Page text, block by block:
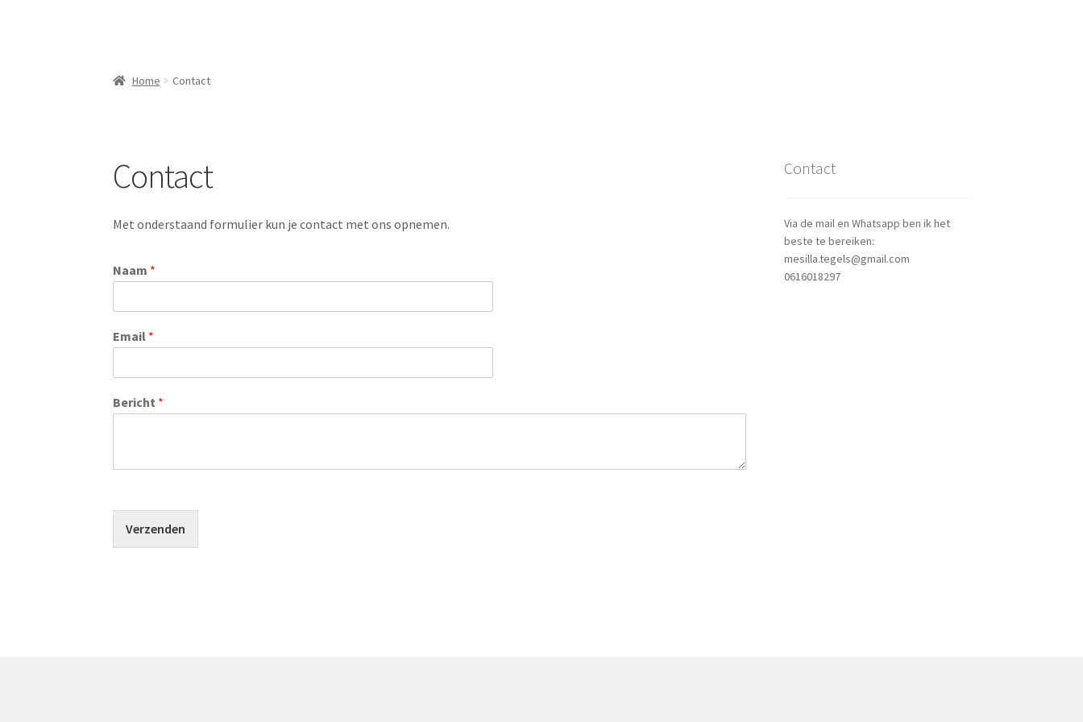
Home Contact
Contact
Met onderstaand formulier kun je contact met ons opnemen.
Naam *
Email *
Bericht *
Verzenden
Contact
Via de mail en Whatsapp ben ik het
beste te bereiken:
mesilla.tegels@gmail.com
0616018297